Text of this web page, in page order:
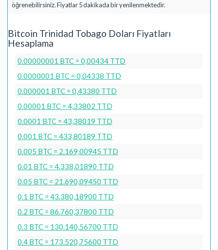
öğrenebilirsiniz. Fiyatlar 5 dakikada bir yenilenmektedir.
Bitcoin Trinidad Tobago Doları Fiyatları
Hesaplama
0.00000001 BTC = 0,00434 TTD
0.0000001 BTC = 0,04338 TTD
0.000001 BTC = 0,43380 TTD
0.00001 BTC = 4,33802 TTD
0.0001 BTC = 43,38019 TTD
0.001 BTC = 433,80189 TTD
0.005 BTC = 2.169,00945 TTD
0.01 BTC = 4.338,01890 TTD
0.05 BTC = 21.690,09450 TTD
0.1 BTC = 43.380,18900 TTD
0.2 BTC = 86.760,37800 TTD
0.3 BTC = 130.140,56700 TTD
0.4 BTC = 173.520,75600 TTD